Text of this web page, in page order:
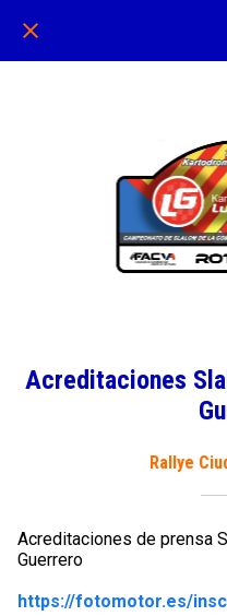
Acreditaciones
Rallye
Acreditaciones de prensa
Guerrero
https://fotomotor.es/